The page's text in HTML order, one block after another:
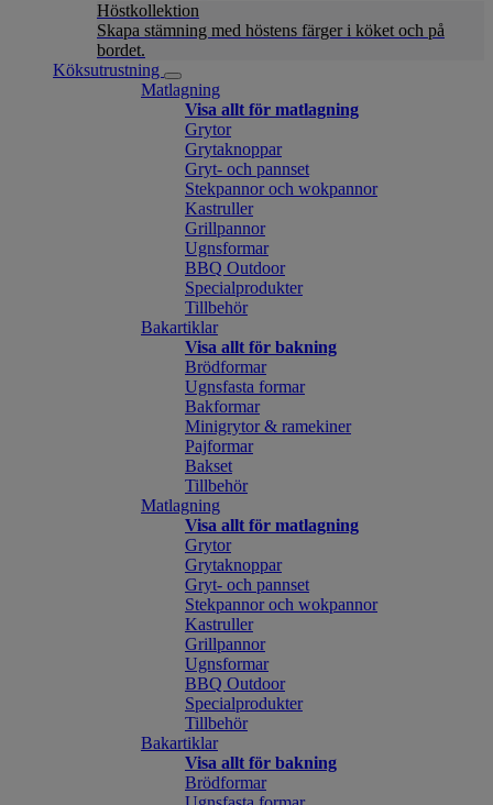
Höstkollektion
Skapa stämning med höstens färger i köket och på
bordet.
Köksutrustning
Matlagning
Visa allt för matlagning
Grytor
Grytaknoppar
Gryt- och pannset
Stekpannor och wokpannor
Kastruller
Grillpannor
Ugnsformar
BBQ Outdoor
Specialprodukter
Tillbehör
Bakartiklar
Visa allt för bakning
Brödformar
Ugnsfasta formar
Bakformar
Minigrytor & ramekiner
Pajformar
Bakset
Tillbehör
Matlagning
Visa allt för matlagning
Grytor
Grytaknoppar
Gryt- och pannset
Stekpannor och wokpannor
Kastruller
Grillpannor
Ugnsformar
BBQ Outdoor
Specialprodukter
Tillbehör
Bakartiklar
Visa allt för bakning
Brödformar